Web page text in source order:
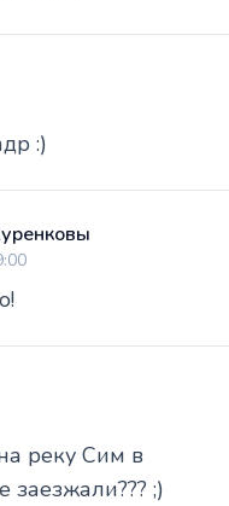
:)
реку Сим в
заезжали??? ;)